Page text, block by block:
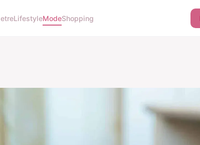
LifestyleModeShopping